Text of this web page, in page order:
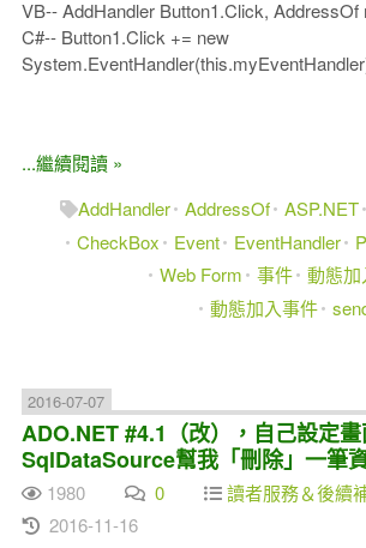
VB-- AddHandler Button1.Click,
C#-- Button1.Click += new
...繼續閱讀 »
AddHandler AddressOf ASP.NET
CheckBox
Event EventHandler
Web Form
事件 動態加
動態加入事件
2016-07-07
ADO.NET #4.1（改），自己設定
SqlDataSource幫我「刪除」一筆
1980 0
讀者服務＆後續
2016-11-16